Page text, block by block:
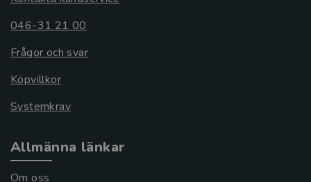
046-31 21 00
Frågor och svar
Köpvillkor
Systemkrav
Allmänna länkar
Om oss